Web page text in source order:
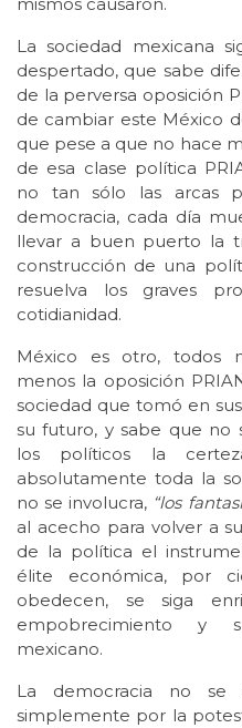
mismos causaron.
La sociedad mexicana
despertado, que sabe
de la perversa oposición
de cambiar este México
que pese a que no hace
de esa clase política
no tan sólo las arcas
democracia, cada día
llevar a buen puerto la
construcción de una
resuelva los graves
cotidianidad.
México es otro, todos
menos la oposición
sociedad que tomó en
su futuro, y sabe que no
los políticos la
absolutamente toda la
no se involucra, “los
al acecho para volver a
de la política el
élite económica, por
obedecen, se siga
empobrecimiento y
mexicano.
La democracia no se
simplemente por la